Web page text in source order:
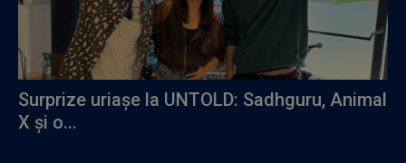
Surprize uriașe la UNTOLD: Sadhguru, Animal
X și o...